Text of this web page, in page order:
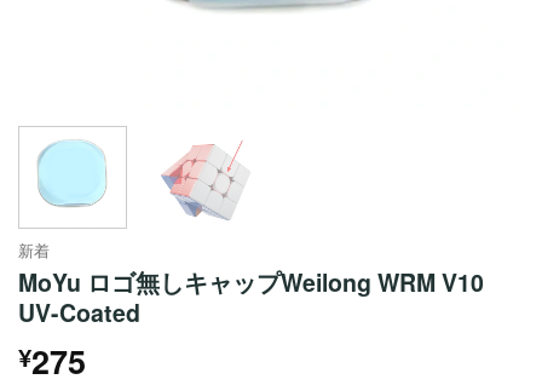
新着
MoYu ロゴ無しキャップWeilong WRM V10
UV-Coated
¥275